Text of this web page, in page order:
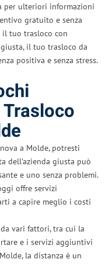
per ulteriori informazioni
gratuito e senza
tuo trasloco con
il tuo trasloco da
positiva e senza stress.
a Molde, potresti
dell’azienda giusta può
e uno senza problemi.
offre servizi
a capire meglio i costi
vari fattori, tra cui la
e i servizi aggiuntivi
la distanza è un